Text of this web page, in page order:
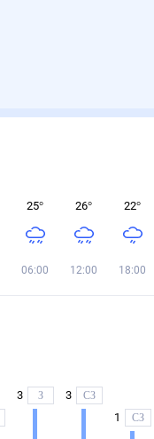
25°
06:00
26°
12:00
22°
18:00
3 З 3 СЗ
1 СЗ